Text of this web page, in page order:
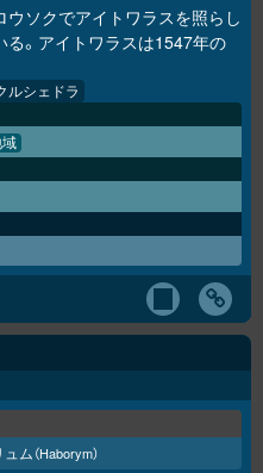
ソクでアイトワラスを照らし
。アイトワラスは1547年の
ルシェドラ
ュム（Haborym）